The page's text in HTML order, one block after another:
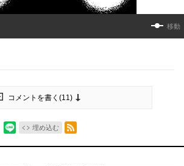
移動
コメントを書く(11)
埋め込む
RSSフィード